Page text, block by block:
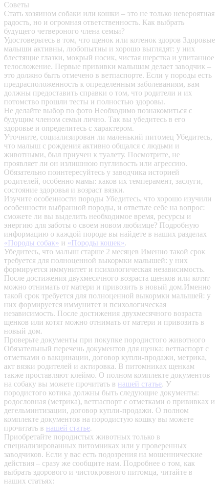
Советы
Стать хозяином собаки или кошки – это не только невероятная
радость, но и огромная ответственность. Как выбрать
будущего четвероного члена семьи?
Удостоверьтесь в том, что щенок или котенок здоров Здоровые
малыши активны, любопытны и хорошо выглядят: у них
блестящие глазки, мокрый носик, чистая шерстка и упитанное
телосложение. Первые прививки малышам делает заводчик –
это должно быть отмечено в ветпаспорте. Если у породы есть
предрасположенность к определенным заболеваниям, вам
должны предоставить справки о том, что родители и их
потомство прошли тесты и полностью здоровы.
Не делайте выбор по фото Необходимо познакомиться с
будущим членом семьи лично. Так вы убедитесь в его
здоровье и определитесь с характером.
Уточните, социализирован ли маленький питомец Убедитесь,
что малыш с рождения активно общался с людьми и
животными, был приучен к туалету. Посмотрите, не
проявляет ли он излишнюю пугливость или агрессию.
Обязательно поинтересуйтесь у заводчика историей
родителей, особенно мамы: каков их темперамент, заслуги,
состояние здоровья и возраст вязки.
Изучите особенности породы Убедитесь, что хорошо изучили
особенности выбранной породы, и ответьте себе на вопрос:
сможете ли вы выделить необходимое время, ресурсы и
энергию для заботы о своем новом любимце? Подробную
информацию о каждой породе вы найдете в наших разделах
«Породы собак» и «Породы кошек».
Убедитесь, что малыш старше 2 месяцев Именно такой срок
требуется для полноценной выкормки малышей: у них
формируется иммунитет и психологическая независимость.
После достижения двухмесячного возраста щенков или котят
можно отнимать от матери и привозить в новый дом.Именно
такой срок требуется для полноценной выкормки малышей: у
них формируется иммунитет и психологическая
независимость. После достижения двухмесячного возраста
щенков или котят можно отнимать от матери и привозить в
новый дом.
Проверьте документы при покупке породистого животного
Обязательный перечень документов для щенка: ветпаспорт с
отметками о вакцинации, договор купли-продажи, метрика,
акт вязки родителей и актировка. В питомниках щенкам
также проставляют клеймо. О полном комплекте документов
на собаку вы можете прочитать в нашей статье. У
породистого котика должны быть следующие документы:
родословная (метрика), ветпаспорт с отметками о прививках и
дегельминтизации, договор купли-продажи. О полном
комплекте документов на породистую кошку вы можете
прочитать в нашей статье.
Приобретайте породистых животных только в
специализированных питомниках или у проверенных
заводчиков. Если у вас есть подозрения на мошеннические
действия – сразу же сообщите нам. Подробнее о том, как
выбрать здорового и чистокровного питомца, читайте в
наших статьях: